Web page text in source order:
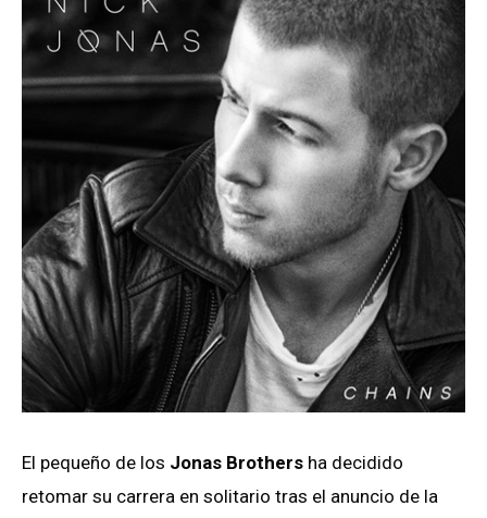
El pequeño de los Jonas Brothers ha decidido
retomar su carrera en solitario tras el anuncio de la